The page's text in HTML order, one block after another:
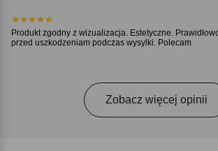
Produkt zgodny z wizualizacja. Estetyczne.
przed uszkodzeniam podczas wysylki. Polecam
Zobacz więcej opinii